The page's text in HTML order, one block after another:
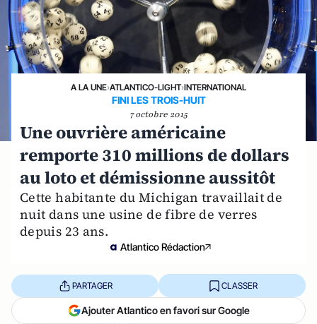
A LA UNE›ATLANTICO-LIGHT›INTERNATIONAL
FINI LES TROIS-HUIT
7 octobre 2015
Une ouvrière américaine
remporte 310 millions de dollars
au loto et démissionne aussitôt
Cette habitante du Michigan travaillait de
nuit dans une usine de fibre de verres
depuis 23 ans.
Atlantico Rédaction
PARTAGER CLASSER
Ajouter Atlantico en favori sur Google